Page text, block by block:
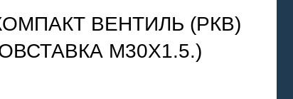
ВЕНТИЛЬ (РКВ)
М30Х1.5.)